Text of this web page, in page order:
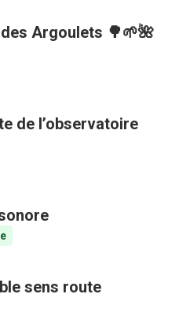
Argoulets 🌳🌱🌺
de l’observatoire
sens route